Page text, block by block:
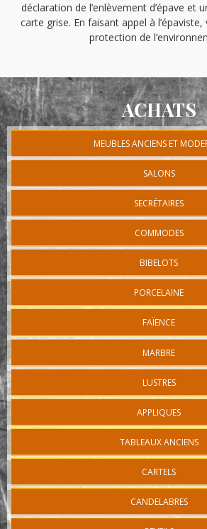
déclaration de l’enlèvement d’épave et
carte grise. En faisant appel à
protection de
ACHATS
MEUBLES ANCIENS ET
SALONS
SECRÉTAIRES
COMMODES
BIBELOTS
PORCELAINE
FAÏENCE
MARBRE
LUSTRES
APPLIQUES
TABLEAUX ANCIENS
CARTELS
CANDELABRES